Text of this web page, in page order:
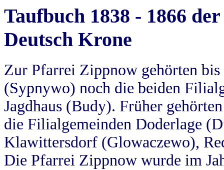
Taufbuch 1838 - 1866
Deutsch Krone
Zur Pfarrei Zippnow gehörten
(Sypnywo) noch die beiden
Jagdhaus (Budy). Früher
die Filialgemeinden Doderlage
Klawittersdorf (Glowaczewo),
Die Pfarrei Zippnow wurde im